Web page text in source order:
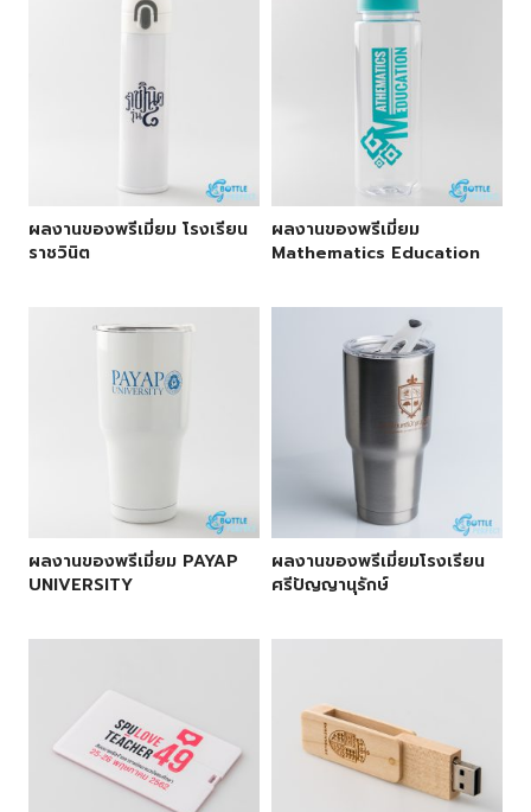
ผลงานของพรีเมี่ยม โรงเรียน
ราชวินิต
ผลงานของพรีเมี่ยม
Mathematics Education
ผลงานของพรีเมี่ยม PAYAP
UNIVERSITY
ผลงานของพรีเมี่ยมโรงเรียน
ศรีปัญญานุรักษ์